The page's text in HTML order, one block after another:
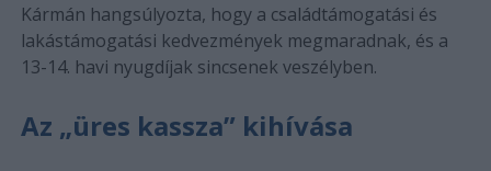
Kármán hangsúlyozta, hogy a családtámogatási és
lakástámogatási kedvezmények megmaradnak, és a
13-14. havi nyugdíjak sincsenek veszélyben.
Az „üres kassza” kihívása